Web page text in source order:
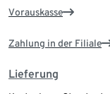
Vorauskasse
Zahlung in der Filiale
Lieferung